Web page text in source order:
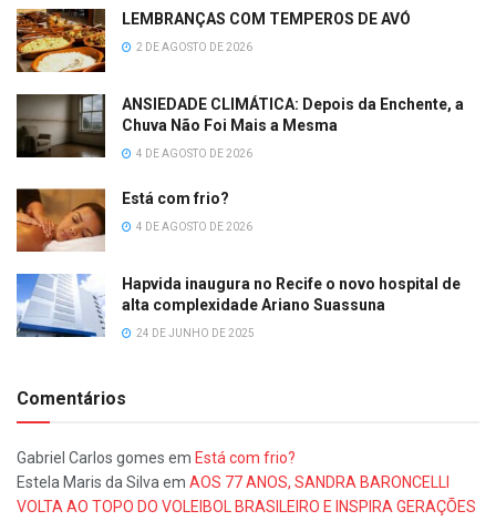
LEMBRANÇAS COM TEMPEROS DE AVÓ
2 DE AGOSTO DE 2026
ANSIEDADE CLIMÁTICA: Depois da Enchente, a
Chuva Não Foi Mais a Mesma
4 DE AGOSTO DE 2026
Está com frio?
4 DE AGOSTO DE 2026
Hapvida inaugura no Recife o novo hospital de
alta complexidade Ariano Suassuna
24 DE JUNHO DE 2025
Comentários
Gabriel Carlos gomes em Está com frio?
Estela Maris da Silva em AOS 77 ANOS, SANDRA BARONCELLI
VOLTA AO TOPO DO VOLEIBOL BRASILEIRO E INSPIRA GERAÇÕES